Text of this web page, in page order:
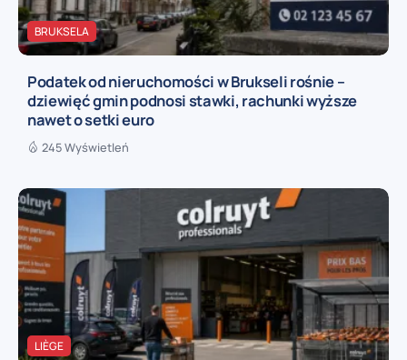
BRUKSELA
Podatek od nieruchomości w Brukseli rośnie –
dziewięć gmin podnosi stawki, rachunki wyższe
nawet o setki euro
245 Wyświetleń
LIÈGE